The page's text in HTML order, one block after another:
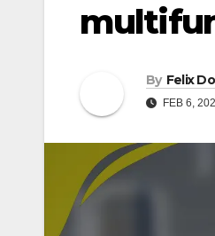
By Felix
FEB 6,